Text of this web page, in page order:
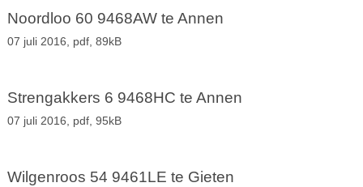
Noordloo 60 9468AW te Annen
07 juli 2016, pdf, 89kB
Strengakkers 6 9468HC te Annen
07 juli 2016, pdf, 95kB
Wilgenroos 54 9461LE te Gieten